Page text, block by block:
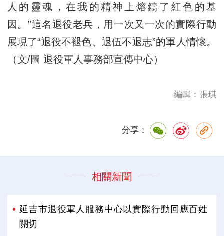
人的靈魂，在我的精神上熔鑄了紅色的基
因。”這名退役老兵，用一次又一次的實際行動
展現了“退役不褪色、退伍不退志”的軍人情懷。
（文/圖 退役軍人事務部宣傳中心）
編輯：張琪
分享：
相關新聞
延吉市退役軍人服務中心以實際行動回應百姓
關切